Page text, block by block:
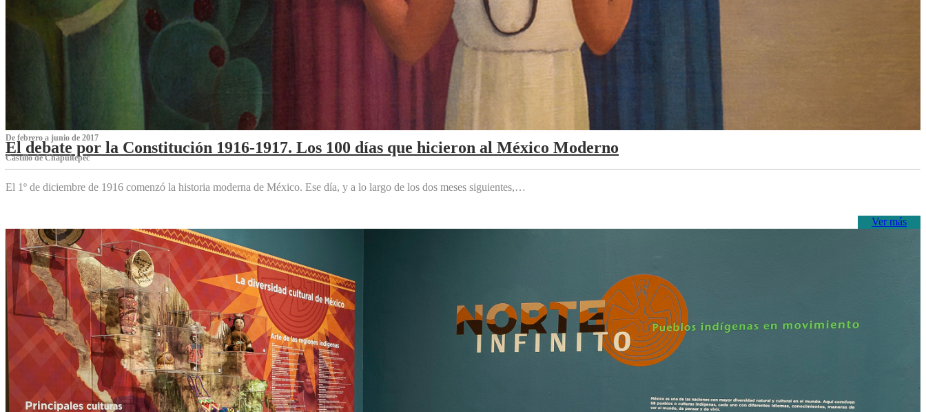
De febrero a junio de 2017
El debate por la Constitución 1916-1917. Los 100 días que hicieron al México Moderno
Castillo de Chapultepec
El 1º de diciembre de 1916 comenzó la historia moderna de México. Ese día, y a lo largo de los dos meses siguientes,…
Ver más